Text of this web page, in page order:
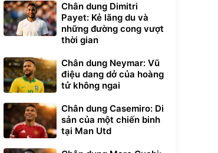
Unmute
Vali Bamozo
Khung Nhôm
20/24/28 Cao Cấp
825.000đ
Flash Sale
Lót ghế ôtô, nâng
lưng chống nóng
giúp thoải mái
trong di chuyển
295.000đ
Chân dung Dimitri
Payet: Kẻ lãng du và
những đường cong vượt
thời gian
Chân dung Neymar: Vũ
điệu dang dở của hoàng
tử không ngai
Chân dung Casemiro: Di
sản của một chiến binh
tại Man Utd